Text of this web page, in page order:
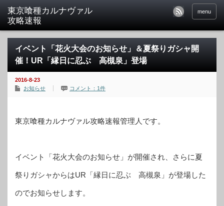
東京喰種カルナヴァル
攻略速報
menu
イベント「花火大会のお知らせ」＆夏祭りガシャ開
催！UR「縁日に忍ぶ 高槻泉」登場
2016-8-23
お知らせ
コメント：1件
東京喰種カルナヴァル攻略速報管理人です。
イベント「花火大会のお知らせ」が開催され、さらに夏
祭りガシャからはUR「縁日に忍ぶ 高槻泉」が登場した
のでお知らせします。